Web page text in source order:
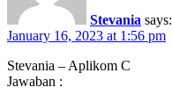
Stevania says:
January 16, 2023 at 1:56 pm
Stevania – Aplikom C
Jawaban :